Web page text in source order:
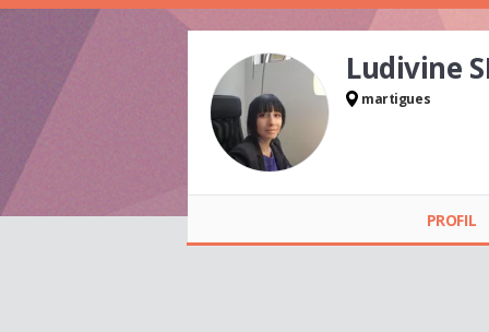
Ludivine
martigues
PROFIL